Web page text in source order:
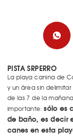
PISTA SRPERRO
La playa canina de
y un área sin
de las 7 de la
importante:sólo es
de baño, es decir
canes en esta